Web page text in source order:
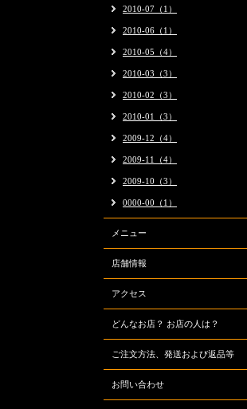
2010-07（1）
2010-06（1）
2010-05（4）
2010-03（3）
2010-02（3）
2010-01（3）
2009-12（4）
2009-11（4）
2009-10（3）
0000-00（1）
メニュー
店舗情報
アクセス
どんなお店？ お店の人は？
ご注文方法、発送および返品等
お問い合わせ